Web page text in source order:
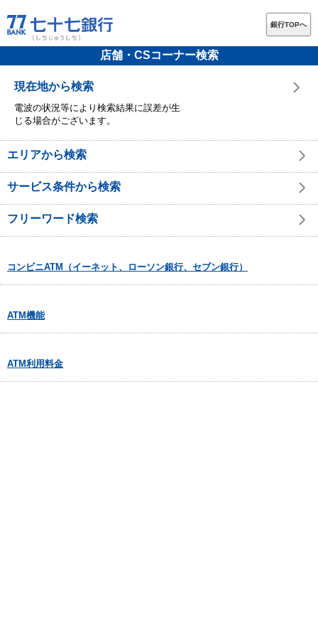
銀行TOPへ
店舗・CSコーナー検索
現在地から検索
電波の状況等により検索結果に誤差が生
じる場合がございます。
エリアから検索
サービス条件から検索
フリーワード検索
コンビニATM（イーネット、ローソン銀行、セブン銀行）
ATM機能
ATM利用料金